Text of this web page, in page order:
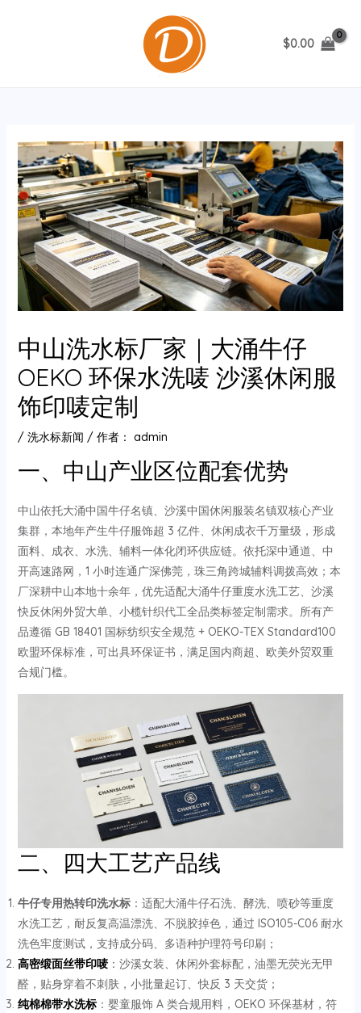
$0.00
中山洗水标厂家｜大涌牛仔
OEKO 环保水洗唛 沙溪休闲服
饰印唛定制
/ 洗水标新闻 / 作者： admin
一、中山产业区位配套优势
中山依托大涌中国牛仔名镇、沙溪中国休闲服装名镇双核心产业
集群，本地年产生牛仔服饰超 3 亿件、休闲成衣千万量级，形成
面料、成衣、水洗、辅料一体化闭环供应链。依托深中通道、中
开高速路网，1 小时连通广深佛莞，珠三角跨城辅料调拨高效；本
厂深耕中山本地十余年，优先适配大涌牛仔重度水洗工艺、沙溪
快反休闲外贸大单、小榄针织代工全品类标签定制需求。所有产
品遵循 GB 18401 国标纺织安全规范 + OEKO-TEX Standard100
欧盟环保标准，可出具环保证书，满足国内商超、欧美外贸双重
合规门槛。
二、四大工艺产品线
牛仔专用热转印洗水标：适配大涌牛仔石洗、酵洗、喷砂等重度
水洗工艺，耐反复高温漂洗、不脱胶掉色，通过 ISO105-C06 耐水
洗色牢度测试，支持成分码、多语种护理符号印刷；
高密缎面丝带印唛：沙溪女装、休闲外套标配，油墨无荧光无甲
醛，贴身穿着不刺肤，小批量起订、快反 3 天交货；
纯棉棉带水洗标：婴童服饰 A 类合规用料，OEKO 环保基材，符